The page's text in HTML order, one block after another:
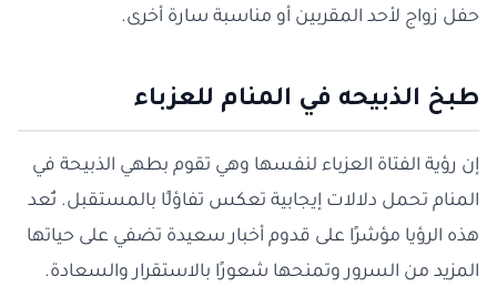
حفل زواج لأحد المقربين أو مناسبة سارة أخرى.
طبخ الذبيحه في المنام للعزباء
إن رؤية الفتاة العزباء لنفسها وهي تقوم بطهي الذبيحة في
المنام تحمل دلالات إيجابية تعكس تفاؤلًا بالمستقبل. تُعد
هذه الرؤيا مؤشرًا على قدوم أخبار سعيدة تضفي على حياتها
المزيد من السرور وتمنحها شعورًا بالاستقرار والسعادة.